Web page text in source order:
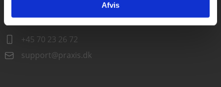
Afvis
Alle hverdage 8.00-15.00
+45 70 23 26 72
support@praxis.dk